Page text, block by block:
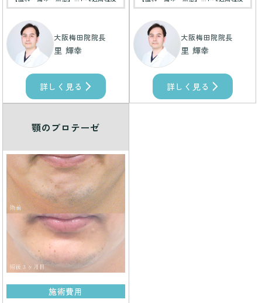
大阪梅田院院長
里 輝幸
詳しく見る
大阪梅田院院長
里 輝幸
詳しく見る
顎のプロテーゼ
施術費用